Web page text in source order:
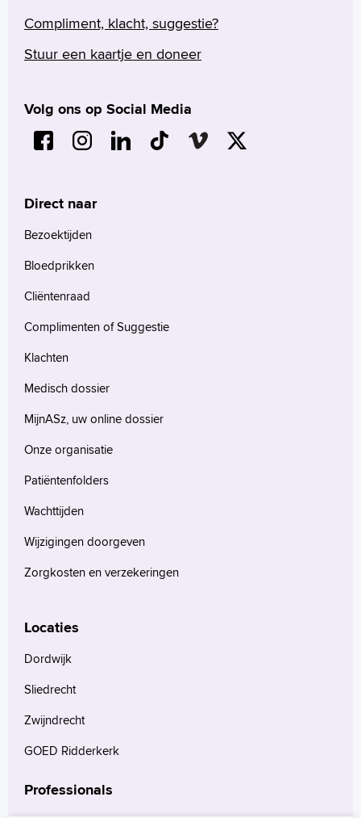
Compliment, klacht, suggestie?
Stuur een kaartje en doneer
Volg ons op Social Media
Direct naar
Bezoektijden
Bloedprikken
Cliëntenraad
Complimenten of Suggestie
Klachten
Medisch dossier
MijnASz, uw online dossier
Onze organisatie
Patiëntenfolders
Wachttijden
Wijzigingen doorgeven
Zorgkosten en verzekeringen
Locaties
Dordwijk
Sliedrecht
Zwijndrecht
GOED Ridderkerk
Professionals